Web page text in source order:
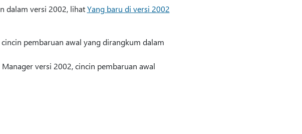
dalam versi 2002, lihatYang baru di versi 2002
pembaruan awal yang dirangkum dalam
versi 2002, cincin pembaruan awal